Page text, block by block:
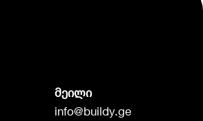
მეილი
info@buildy.ge